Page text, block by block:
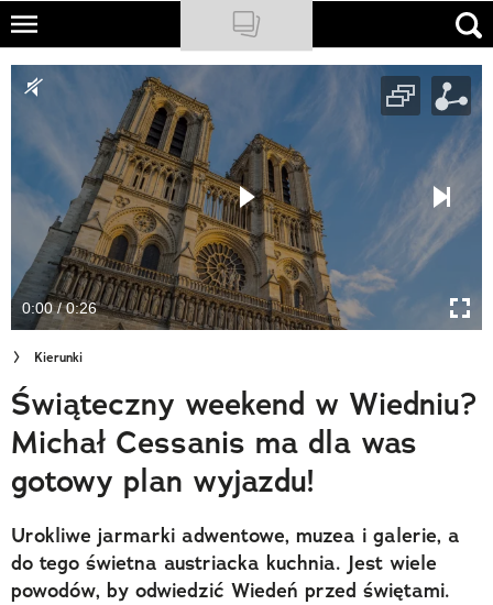
Skip
main
NATIONAL GEOGRAPHIC
PODCASTY
Sklep
Newsletter
Cuda Polski
Wielki Konkurs Fotograficzny
Trendbook Podróżniczy
Polecane
0:00 / 0:26
Kierunki
Świąteczny weekend w Wiedniu?
Michał Cessanis ma dla was
gotowy plan wyjazdu!
Urokliwe jarmarki adwentowe, muzea i galerie, a
do tego świetna austriacka kuchnia. Jest wiele
powodów, by odwiedzić Wiedeń przed świętami.